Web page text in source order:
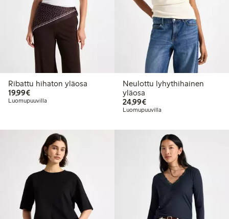
Ribattu hihaton yläosa
19,99€19,99 €
Luomupuuvilla
Neulottu lyhythihainen
yläosa
24,99€24,99 €
Luomupuuvilla